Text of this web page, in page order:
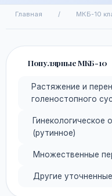
Главная / МКБ-10
Популярные МКБ-10
Растяжение и
голеностопного
(рутинное)
Множественные
Другие